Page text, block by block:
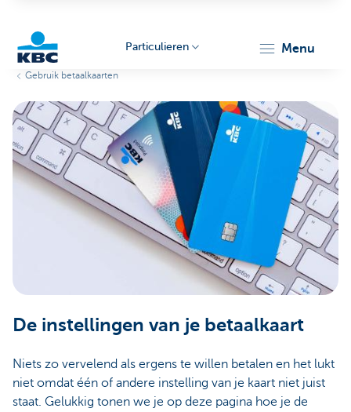
Particulieren menu
Gebruik betaalkaarten
De instellingen van je betaalkaart
Niets zo vervelend als ergens te willen betalen en het lukt
niet omdat één of andere instelling van je kaart niet juist
staat. Gelukkig tonen we je op deze pagina hoe je de